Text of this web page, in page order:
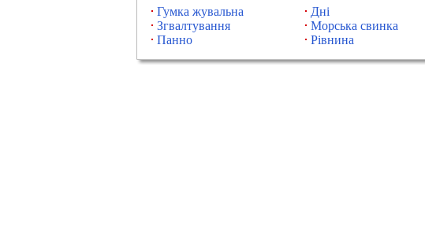
Гумка жувальна Дні
Згвалтування
Морська свинка
Панно
Рівнина